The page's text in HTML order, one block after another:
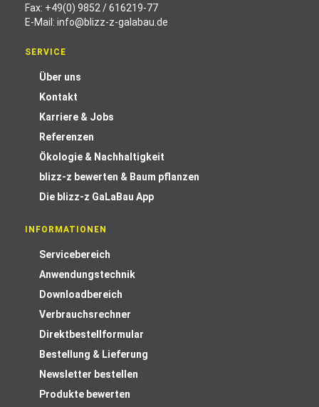
Fax: +49(0) 9852 / 616219-77
E-Mail: info@blizz-z-galabau.de
SERVICE
Über uns
Kontakt
Karriere & Jobs
Referenzen
Ökologie & Nachhaltigkeit
blizz-z bewerten & Baum pflanzen
Die blizz-z GaLaBau App
INFORMATIONEN
Servicebereich
Anwendungstechnik
Downloadbereich
Verbrauchsrechner
Direktbestellformular
Bestellung & Lieferung
Newsletter bestellen
Produkte bewerten